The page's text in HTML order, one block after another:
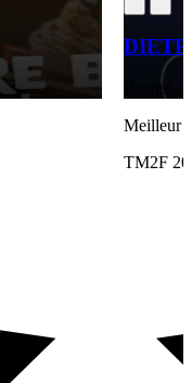
Beauté
Meilleur
TM2F